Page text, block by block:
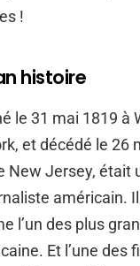
!
histoire
le 31 mai 1819 à
et décédé le 26
New Jersey, était
américain.
l’un des plus
Et l’une des